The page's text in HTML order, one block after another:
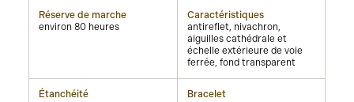
Réserve de marche
environ 80 heures
Caractéristiques
antireflet, nivachron,
aiguilles cathédrale et
échelle extérieure de voie
ferrée, fond transparent
Étanchéité
Bracelet